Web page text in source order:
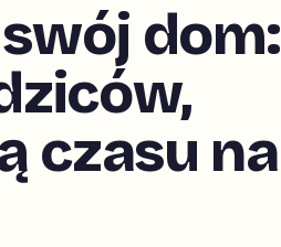
dom:
czasu na